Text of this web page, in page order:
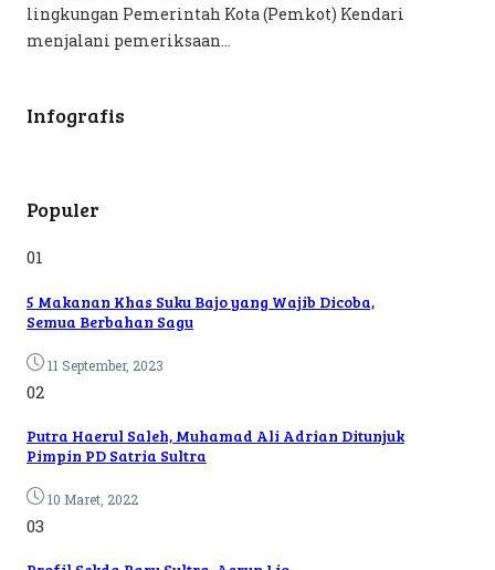
lingkungan Pemerintah Kota (Pemkot) Kendari
menjalani pemeriksaan...
Infografis
Populer
01
5 Makanan Khas Suku Bajo yang Wajib Dicoba,
Semua Berbahan Sagu
11 September, 2023
02
Putra Haerul Saleh, Muhamad Ali Adrian Ditunjuk
Pimpin PD Satria Sultra
10 Maret, 2022
03